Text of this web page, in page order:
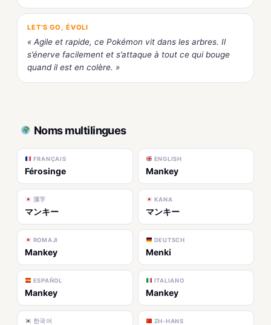
LET'S GO, ÉVOLI
« Agile et rapide, ce Pokémon vit dans les arbres. Il
s’énerve facilement et s’attaque à tout ce qui bouge
quand il est en colère. »
Noms multilingues
FRANÇAIS
Férosinge
ENGLISH
Mankey
漢字
マンキー
KANA
マンキー
ROMAJI
Mankey
DEUTSCH
Menki
ESPAÑOL
Mankey
ITALIANO
Mankey
한국어 ZH-HANS